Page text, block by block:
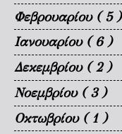
Φεβρουαρίου ( 5 )
Ιανουαρίου ( 6 )
Δεκεμβρίου ( 2 )
Νοεμβρίου ( 3 )
Οκτωβρίου ( 1 )